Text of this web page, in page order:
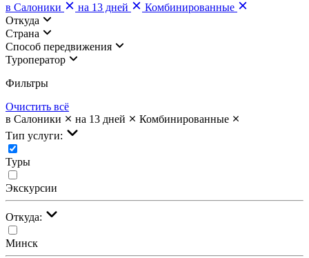
в Салоники
на 13 дней
Комбинированные
Откуда
Страна
Cпособ передвижения
Туроператор
Фильтры
Очистить всё
в Салоники
на 13 дней
Комбинированные
Тип услуги:
Туры
Экскурсии
Откуда:
Минск